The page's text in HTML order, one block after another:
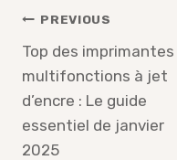
Post
navigation
PREVIOUS
Top des imprimantes
multifonctions à jet
d’encre : Le guide
essentiel de janvier
2025